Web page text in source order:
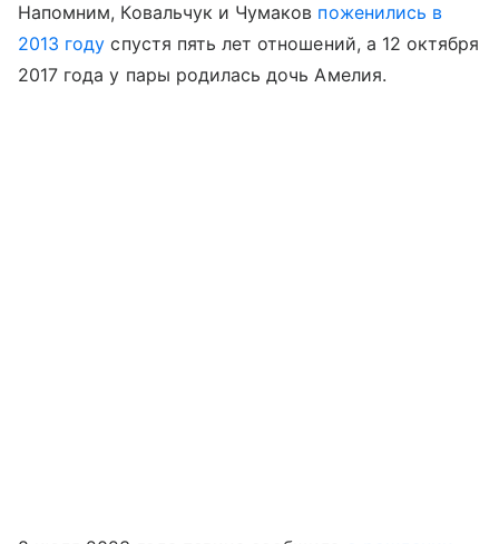
Напомним, Ковальчук и Чумаков поженились в
2013 году спустя пять лет отношений, а 12 октября
2017 года у пары родилась дочь Амелия.